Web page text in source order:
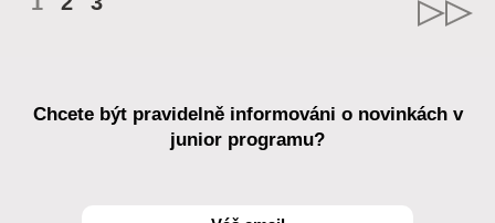
Chcete být pravidelně informováni o novinkách v
junior programu?